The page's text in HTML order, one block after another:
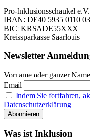
Pro-Inklusionsschaukel
IBAN: DE40 5935 0110
BIC: KRSADE55XXX
Kreissparkasse Saarlouis
Newsletter
Vorname oder ganzer Name
Email
Indem Sie fortfahren,
Datenschutzerklärung.
Was ist Inklusion